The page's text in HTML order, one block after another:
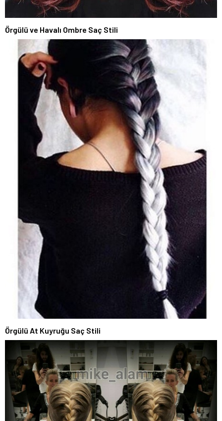
Örgülü ve Havalı Ombre Saç Stili
Örgülü At Kuyruğu Saç Stili